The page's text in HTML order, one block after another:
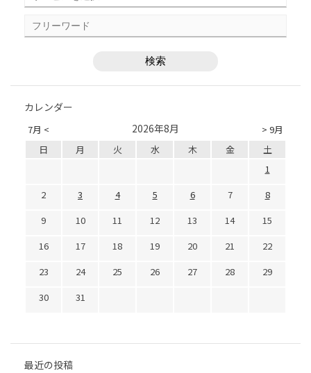
カレンダー
7月 < > 9月
2026年8月
日 月 火 水 木 金
土
1
2
3 4 5 6 7
8
9
10 11 12 13 14
15
16
17 18 19 20 21
22
23
24 25 26 27 28
29
30
31
最近の投稿